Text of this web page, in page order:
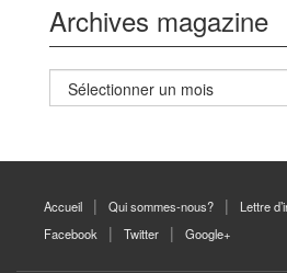
Archives magazine
Archives
magazine
Accueil Qui sommes-nous? Lettre
Facebook
Twitter Google+